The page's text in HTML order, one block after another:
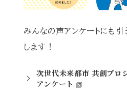
みんなの声アンケートにも
します！
次世代未来都市 共創プ
アンケート